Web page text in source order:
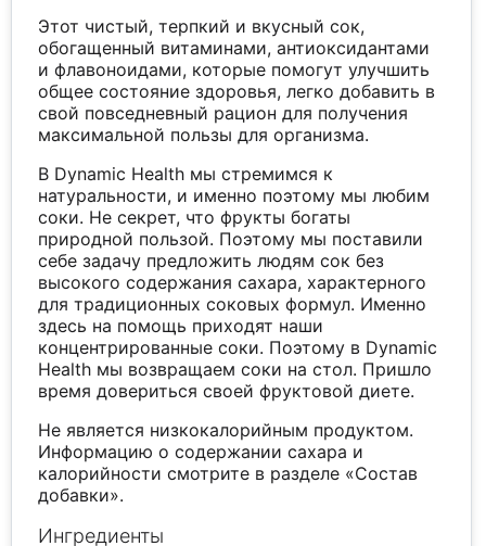
Этот чистый, терпкий и вкусный сок,
обогащенный витаминами, антиоксидантами
и флавоноидами, которые помогут улучшить
общее состояние здоровья, легко добавить в
свой повседневный рацион для получения
максимальной пользы для организма.
В Dynamic Health мы стремимся к
натуральности, и именно поэтому мы любим
соки. Не секрет, что фрукты богаты
природной пользой. Поэтому мы поставили
себе задачу предложить людям сок без
высокого содержания сахара, характерного
для традиционных соковых формул. Именно
здесь на помощь приходят наши
концентрированные соки. Поэтому в Dynamic
Health мы возвращаем соки на стол. Пришло
время довериться своей фруктовой диете.
Не является низкокалорийным продуктом.
Информацию о содержании сахара и
калорийности смотрите в разделе «Состав
добавки».
Ингредиенты